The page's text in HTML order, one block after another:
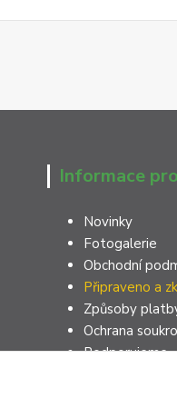
Informace
Novinky
Fotogalerie
Obchodní
Připraveno a
Způsoby
Ochrana
Podporujeme